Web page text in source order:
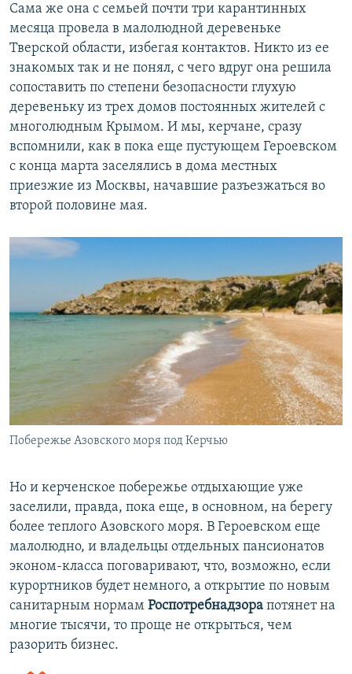
Сама же она с семьей почти три карантинных
месяца провела в малолюдной деревеньке
Тверской области, избегая контактов. Никто из ее
знакомых так и не понял, с чего вдруг она решила
сопоставить по степени безопасности глухую
деревеньку из трех домов постоянных жителей с
многолюдным Крымом. И мы, керчане, сразу
вспомнили, как в пока еще пустующем Героевском
с конца марта заселялись в дома местных
приезжие из Москвы, начавшие разъезжаться во
второй половине мая.
Побережье Азовского моря под Керчью
Но и керченское побережье отдыхающие уже
заселили, правда, пока еще, в основном, на берегу
более теплого Азовского моря. В Героевском еще
малолюдно, и владельцы отдельных пансионатов
эконом-класса поговаривают, что, возможно, если
курортников будет немного, а открытие по новым
санитарным нормам Роспотребнадзора потянет на
многие тысячи, то проще не открыться, чем
разорить бизнес.